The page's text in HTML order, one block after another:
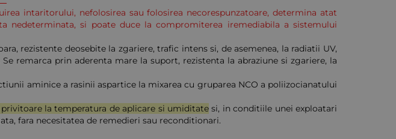
intaritorului, nefolosirea sau folosirea necorespunzatoare, determina atat
nedeterminata, si poate duce la compromiterea iremediabila a sistemului
rezistente deosebite la zgariere, trafic intens si, de asemenea, la radiatii UV,
remarca prin aderenta mare la suport, rezistenta la abraziune si zgariere, la
aminice a rasinii aspartice la mixarea cu gruparea NCO a poliizocianatului
la temperatura de aplicare si umiditate si, in conditiile unei exploatari
fara necesitatea de remedieri sau reconditionari.